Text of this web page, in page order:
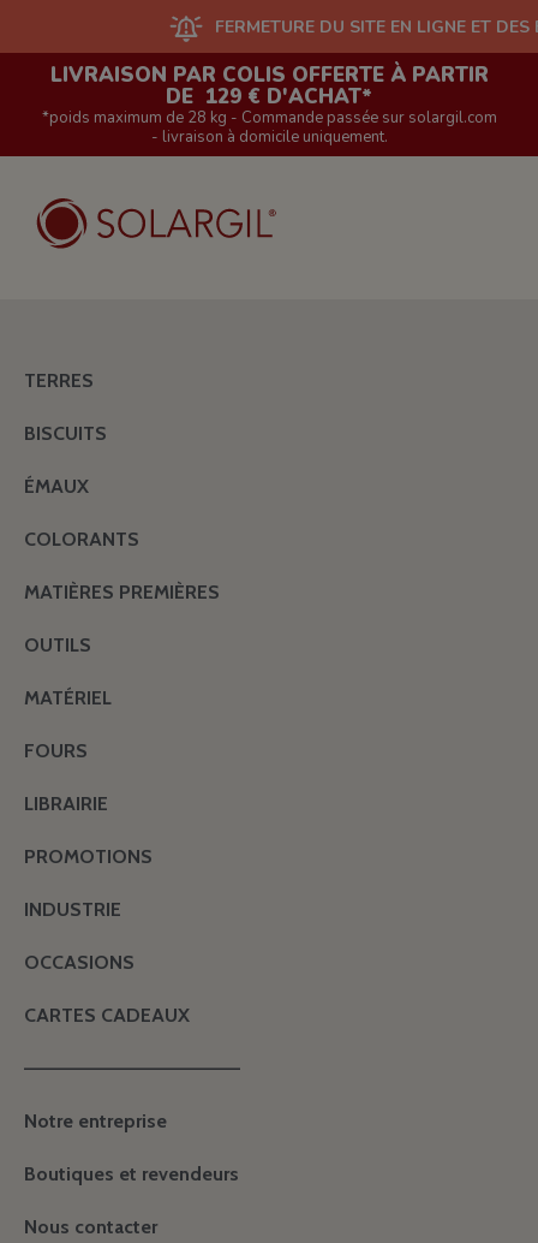
FERMETURE DU SITE EN LIGNE ET DES
LIVRAISON PAR COLIS OFFERTE À PARTIR
DE 129 € D'ACHAT*
*poids maximum de 28 kg - Commande passée sur solargil.com
- livraison à domicile uniquement.
TERRES
BISCUITS
ÉMAUX
COLORANTS
MATIÈRES PREMIÈRES
OUTILS
MATÉRIEL
FOURS
LIBRAIRIE
PROMOTIONS
INDUSTRIE
OCCASIONS
CARTES CADEAUX
———————————————
Notre entreprise
Boutiques et revendeurs
Nous contacter